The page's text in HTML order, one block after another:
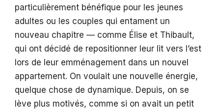
particulièrement bénéfique pour les jeunes
adultes ou les couples qui entament un
nouveau chapitre — comme Élise et Thibault,
qui ont décidé de repositionner leur lit vers l’est
lors de leur emménagement dans un nouvel
appartement. On voulait une nouvelle énergie,
quelque chose de dynamique. Depuis, on se
lève plus motivés, comme si on avait un petit